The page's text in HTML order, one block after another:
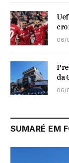
06/
da
06/
SUMARÉ EM